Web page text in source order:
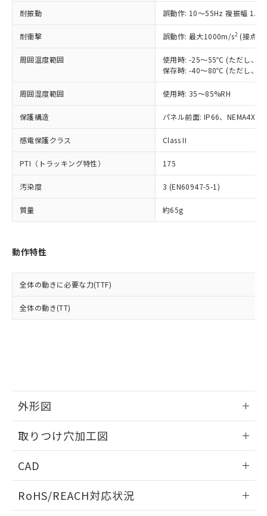
耐振動 誤動作: 10～55Hz 複振幅
耐衝撃 誤動作: 最大1000m/s2 (接点
周囲温度範囲
使用時: -25～55℃ (ただし、氷
保存時: -40～80℃ (ただし、氷
周囲湿度範囲 使用時: 35～85%RH
保護構造 パネル前面: IP66、NEMA4X,
感電保護クラス Class II
PTI（トラッキング特性） 175
汚染度 3 (EN60947-5-1)
質量 約65g
動作特性
全体の動きに必要な力(TTF)
全体の動き(TT)
外形図
取りつけ穴加工図
CAD
ドすることができます。
RoHS/REACH対応状況
記載している更新日時点での社内デー
タに基づき作成されるものであり、閲
覧された時点での実際の在庫および標
準価格とは異なる場合があることをご
正式な納期状況および標準価格はお客
様のお取引先、またはお客様担当のオ
ムロン制御機器販売店・当社販売員に
オムロン制御機器販売店や当社販売拠
販売ネットワーク
」をご確認
ください。
在庫状況および標準価格結果を当社の
事前の承諾なく第三者に漏洩または開
示しないようお願いします。
マイパーツ機能（部品リスト作成サー
ビス）をご利用いただくには、I-Web
メンバーズにご登録されている必要が
および当社の共同利用者が、当社の製
品・サービスに関するお客様との取
をご了承ください。
※当社の共同利用者とは、"個人情報
鉛(Pb) 1000ppm以下、 水銀(Hg) 1000ppm以下、 カド
六価クロム(Cr(Ⅵ)) 1000ppm以下、ポリ臭化ビフェニル
類(PBB) 1000ppm以下、ポリ臭化ジフェニルエーテル類
(PBDE) 1000ppm以下、フタル酸ビス(2-エチルヘキシ
ル) (DEHP)(別名：DOP) 1000ppm以下、フタル酸ブチ
ルベンジル（BBP） 1000ppm以下、フタル酸ジブチル
（DBP） 1000ppm以下、フタル酸ジイソブチル
(DIBP) 1000ppm以下
但し、RoHS指令で産業用監視および制御機器に対する
適用除外項目は除く。
フタル酸エステル類の４物質については閾値を超える意
図的な使用がないことを確認しています。
※2 対応予定月
部品在庫の切り替え状況などにより、予定
月が前後することがあります。
下記の非含有証明書をダウンロードするこ
とができます。
EU RoHS指令（10物質）の非含有証明書
物質の対応では、対応完了までの期間は出
荷製品に未対応品が混在することから備考
既に当社にて対応品への在庫切替を完了
していることから、特段のことがない限
り、2022年1月12日より割愛しておりま
*中国RoHS10物質の基準値 (GB/T26572)：
Pb(鉛) :1000ppm、 Hg(水銀) : 1000ppm、 Cd(カドミウ
Cr(Ⅵ)(六価クロム) : 1000ppm、 PBBs(ポリ臭化ビフェ
ニル類) : 1000ppm、 PBDEs(ポリ臭化ジフェニルエーテ
ル) : 1000ppm、
DEHP(フタル酸ビス(2-エチルヘキシル)) : 1000ppm
※2 環境保護使用期限
「ｅ」：有害物質（10物質）のすべてが基
準値以下であることを示します。
「10」：通常の使用状況下において有害物
質が外部に漏えいし、環境に深刻な影響を
及ぼさない年数を意味します。
（以下｢規制貨物等」という）を輸出
または国外への提供する場合は、日本
国政府の輸出許可(または役務取引許
可)を取得するなどの必要な手続きを
当社は規制貨物を破棄する場合は、完
全に破砕するなど、違法に輸出されな
いよう必要な手段を講じます。
当社は貴社製品を、核兵器、ミサイ
ル、化学兵器、生物兵器またはその他
武器並びにこれらの製造装置等に一切
使用いたしません。
当社は、貴社製品を第三者に販売する
場合は、上記1、2および3の内容を当
該第三者に通知します。また当社は、
販売先および販売に係わる関係者が違
法に輸出するおそれがある場合は、取
り引きをいたしません。
○ 一定数以上の在庫あり
△ 一定数には満たないが在庫あり
在庫なし(最新の在庫状況につ
いては、お客様のお取引先、ま
たはお客様担当のオムロン制御
機器販売店・当社販売員にご確
認ください)
受注生産機種、また在庫状況の
情報を公開していない機種